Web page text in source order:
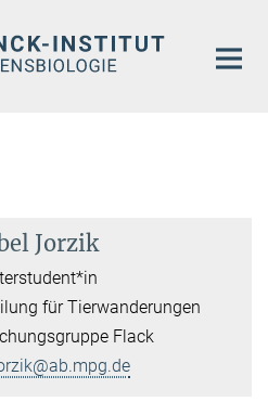
Jorzik
für Tierwanderungen
Flack